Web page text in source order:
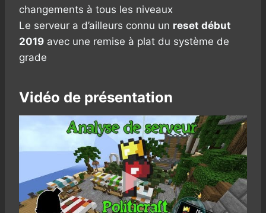
changements à tous les niveaux
Le serveur a d’ailleurs connu un reset début
2019 avec une remise à plat du système de
grade
Vidéo de présentation